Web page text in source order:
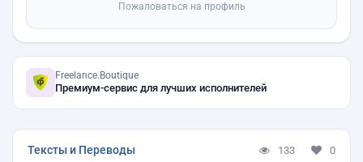
Пожаловаться на профиль
Freelance.Boutique
Премиум-сервис для лучших исполнителей
Тексты и Переводы 133 0